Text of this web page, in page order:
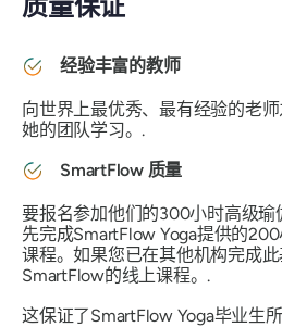
经验丰富的教师
向世界上最优秀、最有经验的老
她的团队学习。.
SmartFlow 质量
要报名参加他们的300小时高级
先完成SmartFlow Yoga提供的
课程。如果您已在其他机构完成
SmartFlow的线上课程。.
这保证了SmartFlow Yoga毕业生